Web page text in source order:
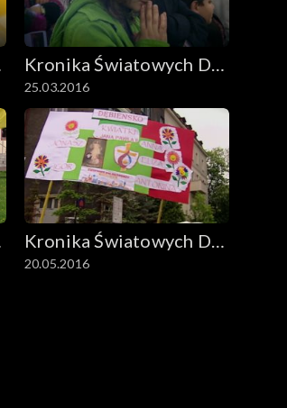
Kronika Światowych Dni
Młodzieży
25.03.2016
Kronika Światowych Dni
Młodzieży
20.05.2016